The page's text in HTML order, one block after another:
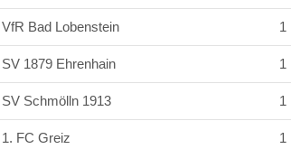
VfR Bad Lobenstein 1
SV 1879 Ehrenhain 1
SV Schmölln 1913 1
1. FC Greiz 1